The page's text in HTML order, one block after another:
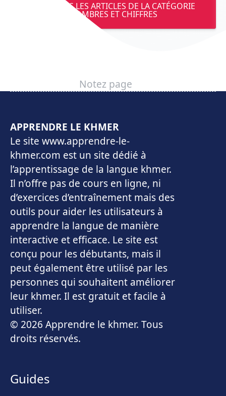
VOIR TOUS LES ARTICLES DE LA CATÉGORIE
NOMBRES ET CHIFFRES
Notez page
APPRENDRE LE KHMER
Le site www.apprendre-le-
khmer.com est un site dédié à
l’apprentissage de la langue khmer.
Il n’offre pas de cours en ligne, ni
d’exercices d’entraînement mais des
outils pour aider les utilisateurs à
apprendre la langue de manière
interactive et efficace. Le site est
conçu pour les débutants, mais il
peut également être utilisé par les
personnes qui souhaitent améliorer
leur khmer. Il est gratuit et facile à
utiliser.
© 2026 Apprendre le khmer. Tous
droits réservés.
Guides